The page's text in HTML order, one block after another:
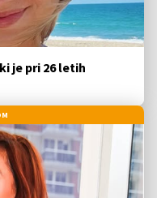
je pri 26 letih